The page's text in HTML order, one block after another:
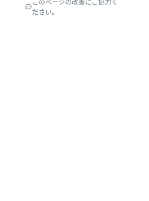
ださい。